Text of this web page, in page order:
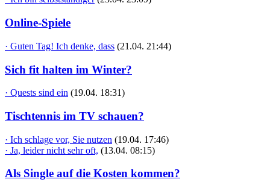
Online-Spiele
· Guten Tag! Ich denke, dass (21.04. 21:44)
Sich fit halten im Winter?
· Quests sind ein (19.04. 18:31)
Tischtennis im TV schauen?
· Ich schlage vor, Sie nutzen (19.04. 17:46)
· Ja, leider nicht sehr oft, (13.04. 08:15)
Als Single auf die Kosten kommen?